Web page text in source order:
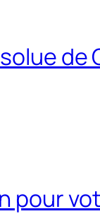
de
pour